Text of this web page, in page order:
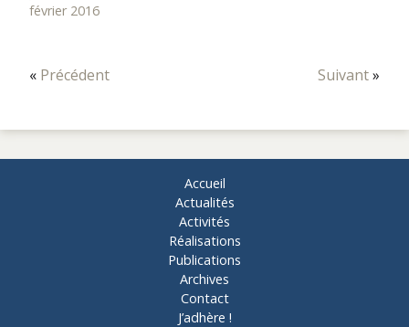
février 2016
« Précédent Suivant»
Accueil
Actualités
Activités
Réalisations
Publications
Archives
Contact
J’adhère !